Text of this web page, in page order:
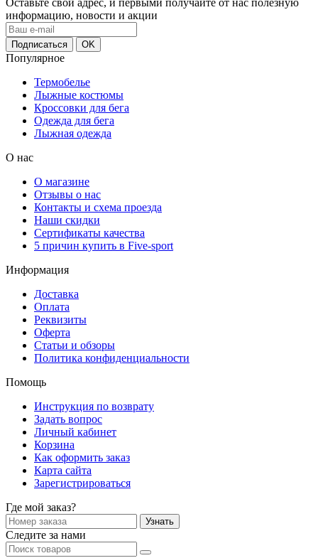
информацию, новости и акции
Популярное
Термобелье
Лыжные костюмы
Кроссовки для бега
Одежда для бега
Лыжная одежда
О нас
О магазине
Отзывы о нас
Контакты и схема проезда
Наши скидки
Сертификаты качества
5 причин купить в Five-sport
Информация
Доставка
Оплата
Реквизиты
Оферта
Статьи и обзоры
Политика конфиденциальности
Помощь
Инструкция по возврату
Задать вопрос
Личный кабинет
Корзина
Как оформить заказ
Карта сайта
Зарегистрироваться
Где мой заказ?
Узнать
Следите за нами